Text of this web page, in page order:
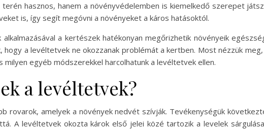
hasznos, hanem a növényvédelemben is kiemelkedő szerepet
is, így segít megóvni a növényeket a káros hatásoktól.
a kertészek hatékonyan megőrizhetik növényeik
a levéltetvek ne okozzanak problémát a kertben. Most nézzük
milyen egyéb módszerekkel harcolhatunk a levéltetvek ellen.
a levéltetvek?
rovarok, amelyek a növények nedvét szívják. Tevékenységük
A levéltetvek okozta károk első jelei közé tartozik a levelek